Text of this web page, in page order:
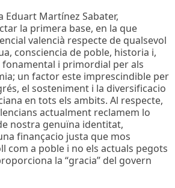
Eduart Martínez Sabater,
la primera base, en la que
valencià respecte de qualsevol
consciencia de poble, historia i,
i primordial per als
un factor este imprescindible per
el sosteniment i la diversificacio
en tots els ambits. Al respecte,
actualment reclamem lo
nostra genuïna identitat,
finançacio justa que mos
com a poble i no els actuals pegots
la “gracia” del govern